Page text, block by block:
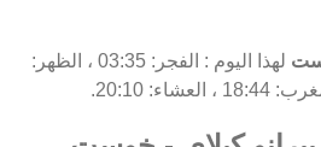
لهذا اليوم : الفجر: 03:35 ، الظهر: